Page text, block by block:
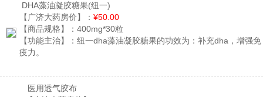
DHA藻油凝胶糖果(纽一)
【广济大药房价】： ¥50.00
【商品规格】： 400mg*30粒
【功能主治】： 纽一dha藻油凝胶糖果的功效为：补充dha，增强免
疫力。
医用透气胶布